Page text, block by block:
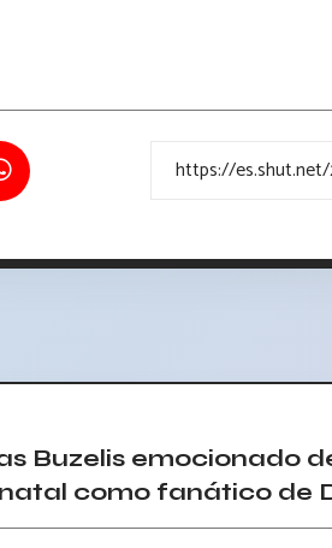
Buzelis emocionado
como fanático de